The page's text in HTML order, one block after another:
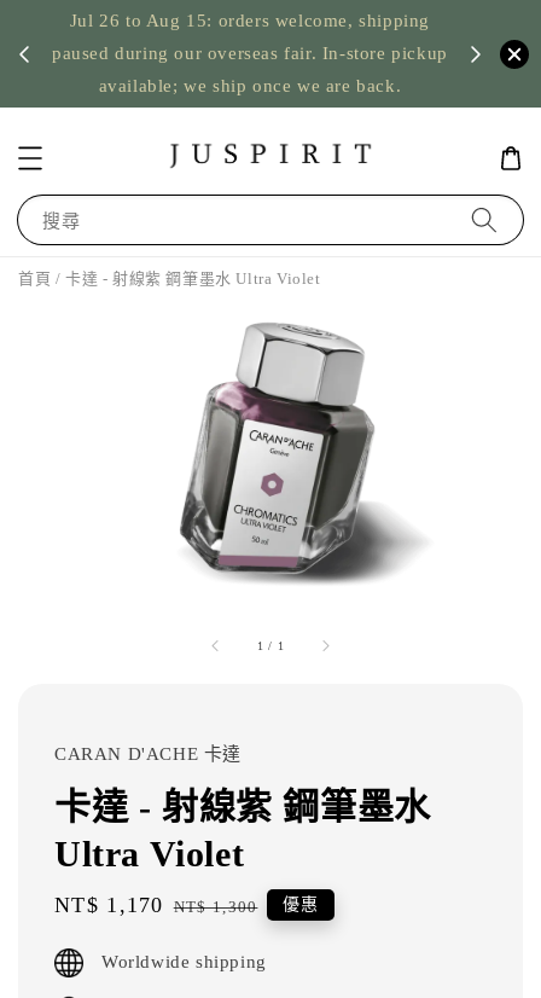
Jul 26 to Aug 15: orders welcome, shipping
paused during our overseas fair. In-store pickup
available; we ship once we are back.
US
搜尋
首頁 / 卡達 - 射線紫 鋼筆墨水 Ultra Violet
1 / 1
CARAN D'ACHE 卡達
卡達 - 射線紫 鋼筆墨水
Ultra Violet
Sale
NT$ 1,170 Regular
NT$ 1,300 優惠
Worldwide shipping